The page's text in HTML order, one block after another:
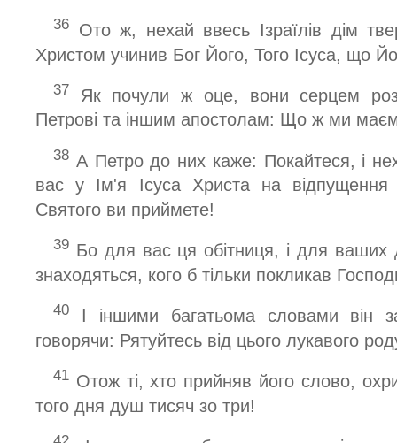
36 Ото ж, нехай ввесь Ізраїлів дім
Христом учинив Бог Його, Того Ісуса, що
37 Як почули ж оце, вони серцем
Петрові та іншим апостолам: Що ж ми
38 А Петро до них каже: Покайтеся, і
вас у Ім'я Ісуса Христа на відпущення
Святого ви приймете!
39 Бо для вас ця обітниця, і для ваших
знаходяться, кого б тільки покликав
40 І іншими багатьома словами він
говорячи: Рятуйтесь від цього лукавого
41 Отож ті, хто прийняв його слово,
того дня душ тисяч зо три!